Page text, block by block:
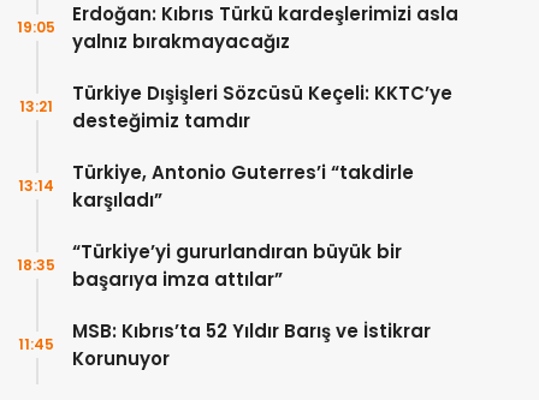
Erdoğan: Kıbrıs Türkü kardeşlerimizi asla
yalnız bırakmayacağız
19:05
Türkiye Dışişleri Sözcüsü Keçeli: KKTC’ye
desteğimiz tamdır
13:21
Türkiye, Antonio Guterres’i “takdirle
karşıladı”
13:14
“Türkiye’yi gururlandıran büyük bir
başarıya imza attılar”
18:35
MSB: Kıbrıs’ta 52 Yıldır Barış ve İstikrar
Korunuyor
11:45